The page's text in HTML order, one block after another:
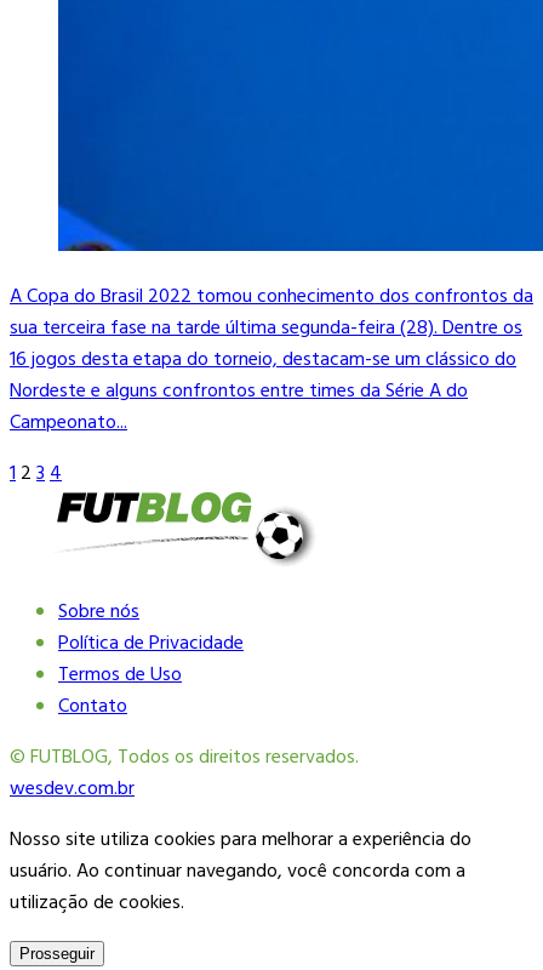
A Copa do Brasil 2022 tomou conhecimento dos confrontos da
sua terceira fase na tarde última segunda-feira (28). Dentre os
16 jogos desta etapa do torneio, destacam-se um clássico do
Nordeste e alguns confrontos entre times da Série A do
Campeonato...
1234
Sobre nós
Política de Privacidade
Termos de Uso
Contato
© FUTBLOG, Todos os direitos reservados.
wesdev.com.br
Nosso site utiliza cookies para melhorar a experiência do
usuário. Ao continuar navegando, você concorda com a
utilização de cookies.
Prosseguir